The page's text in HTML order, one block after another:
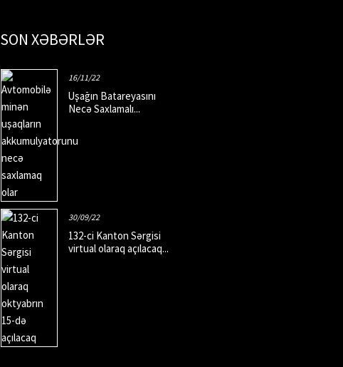
SON XƏBƏRLƏR
16/11/22
Uşağın Batareyasını
Necə Saxlamalı...
30/09/22
132-ci Kanton Sərgisi
virtual olaraq açılacaq...